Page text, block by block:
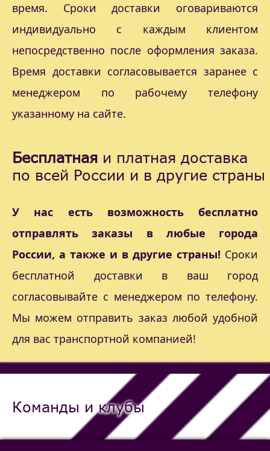
время. Сроки доставки оговариваются
индивидуально с каждым клиентом
непосредственно после оформления заказа.
Время доставки согласовывается заранее с
менеджером по рабочему телефону
указанному на сайте.
Бесплатная и платная доставка
по всей России и в другие страны
У нас есть возможность бесплатно
отправлять заказы в любые города
России, а также и в другие страны! Сроки
бесплатной доставки в ваш город
согласовывайте с менеджером по телефону.
Мы можем отправить заказ любой удобной
для вас транспортной компанией!
Команды и клубы